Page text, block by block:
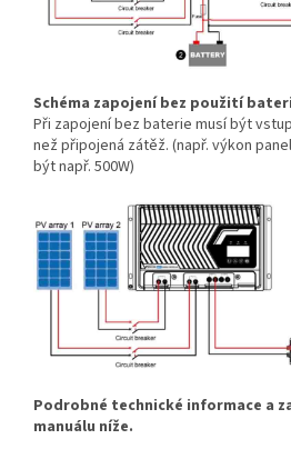
Schéma zapojení bez použití
Při zapojení bez baterie musí být
než připojená zátěž. (např. výkon
být např. 500W)
Podrobné technické informace a
manuálu níže.